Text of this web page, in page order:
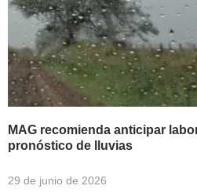
MAG recomienda anticipar
pronóstico de lluvias
29 de junio de 2026